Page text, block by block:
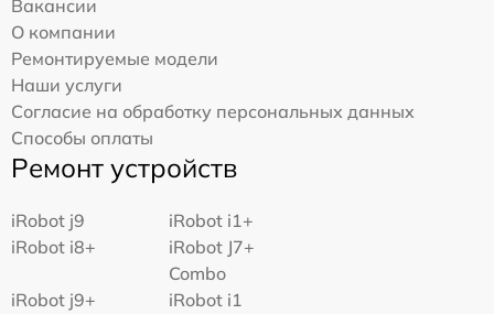
Вакансии
О компании
Ремонтируемые модели
Наши услуги
Согласие на обработку персональных данных
Способы оплаты
Ремонт устройств
iRobot j9
iRobot i1+
iRobot i8+
iRobot J7+
Combo
iRobot j9+
iRobot i1